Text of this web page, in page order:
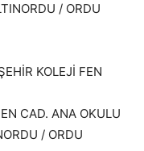
/ ORDU
KOLEJİ FEN
CAD. ANA OKULU
/ ORDU